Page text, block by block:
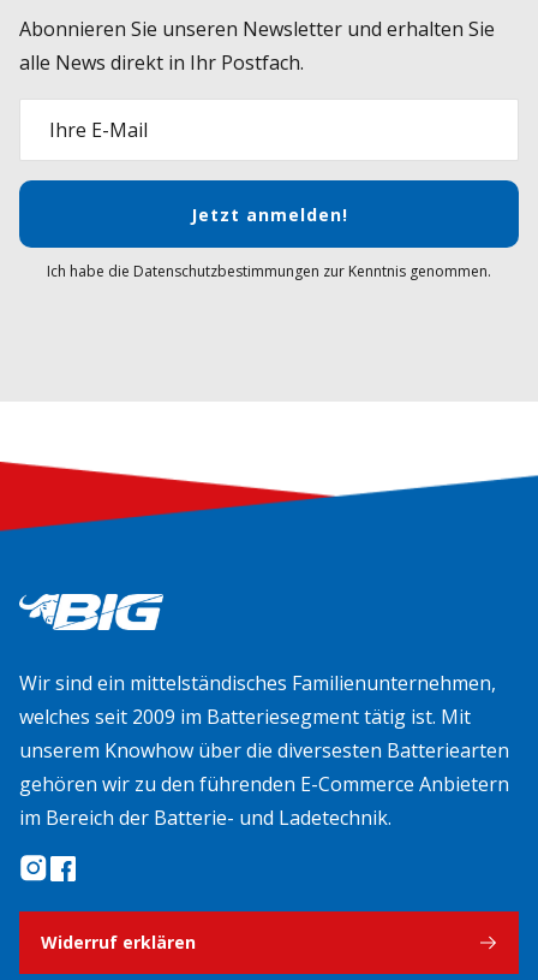
Abonnieren Sie unseren Newsletter und erhalten Sie
alle News direkt in Ihr Postfach.
Ihre E-Mail
Jetzt anmelden!
Ich habe die Datenschutzbestimmungen zur Kenntnis genommen.
Wir sind ein mittelständisches Familienunternehmen,
welches seit 2009 im Batteriesegment tätig ist. Mit
unserem Knowhow über die diversesten Batteriearten
gehören wir zu den führenden E-Commerce Anbietern
im Bereich der Batterie- und Ladetechnik.
Widerruf erklären